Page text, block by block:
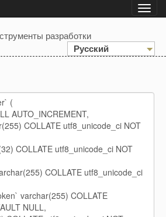
разработки
Русский